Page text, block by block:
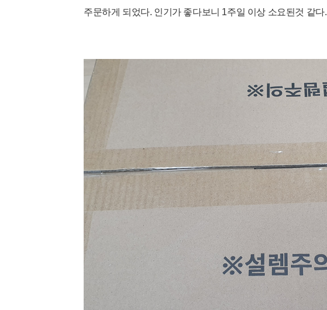
주문하게 되었다. 인기가 좋다보니 1주일 이상 소요된것 같다.